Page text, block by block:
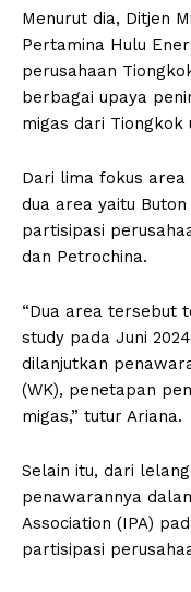
Menurut dia, Ditjen
Pertamina Hulu
perusahaan
berbagai upaya
migas dari Tiongkok
Dari lima fokus
dua area yaitu
partisipasi
dan Petrochina.
“Dua area tersebut
study pada Juni
dilanjutkan
(WK), penetapan
migas,” tutur Ariana.
Selain itu, dari
penawarannya
Association (IPA)
partisipasi